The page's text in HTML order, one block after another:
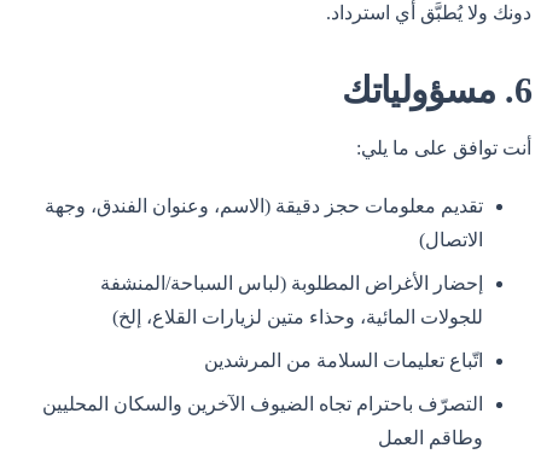
دونك ولا يُطبَّق أي استرداد.
6. مسؤولياتك
أنت توافق على ما يلي:
تقديم معلومات حجز دقيقة (الاسم، وعنوان الفندق، وجهة
الاتصال)
إحضار الأغراض المطلوبة (لباس السباحة/المنشفة
للجولات المائية، وحذاء متين لزيارات القلاع، إلخ)
اتّباع تعليمات السلامة من المرشدين
التصرّف باحترام تجاه الضيوف الآخرين والسكان المحليين
وطاقم العمل